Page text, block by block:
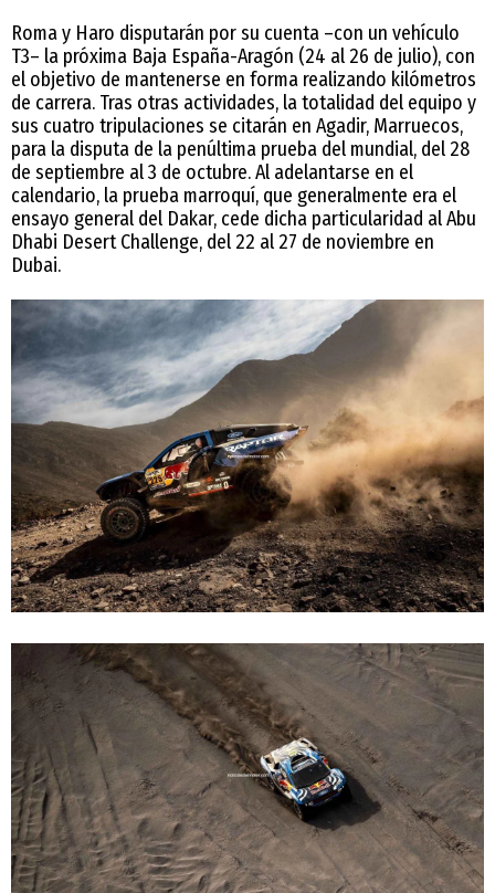
Roma y Haro disputarán por su cuenta –con un vehículo
T3– la próxima Baja España-Aragón (24 al 26 de julio), con
el objetivo de mantenerse en forma realizando kilómetros
de carrera. Tras otras actividades, la totalidad del equipo y
sus cuatro tripulaciones se citarán en Agadir, Marruecos,
para la disputa de la penúltima prueba del mundial, del 28
de septiembre al 3 de octubre. Al adelantarse en el
calendario, la prueba marroquí, que generalmente era el
ensayo general del Dakar, cede dicha particularidad al Abu
Dhabi Desert Challenge, del 22 al 27 de noviembre en
Dubai.